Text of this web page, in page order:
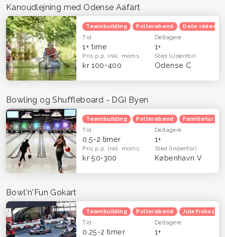
Kanoudlejning med Odense Aafart
Teambuilding Polterabend Date idéer
Tid
1+ time
Deltagere
1+
Pris p.p. Inkl. moms
kr 100-400
Sted(Udenfor)
Odense C
Bowling og Shuffleboard - DGI Byen
Teambuilding Polterabend Familietur
Tid
0,5-2 timer
Deltagere
1+
Pris p.p. Inkl. moms
kr 50-300
Sted(Indenfor)
København V
Bowl'n'Fun Gokart
Teambuilding Polterabend Julefrokost
Tid
0,25-2 timer
Deltagere
1+